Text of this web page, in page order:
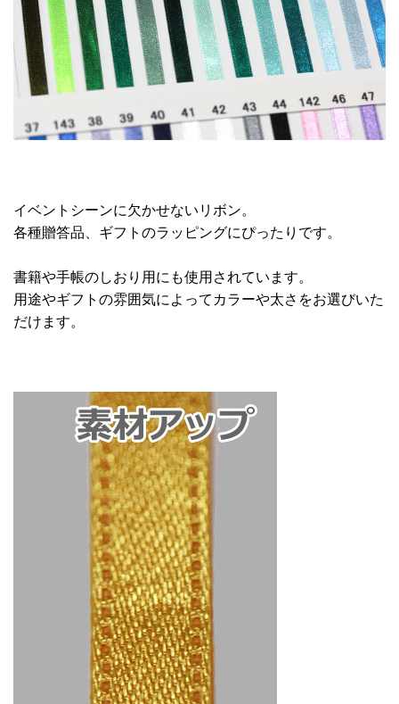
イベントシーンに欠かせないリボン。
各種贈答品、ギフトのラッピングにぴったりです。
書籍や手帳のしおり用にも使用されています。
用途やギフトの雰囲気によってカラーや太さをお選びいた
だけます。